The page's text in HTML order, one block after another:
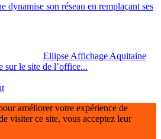
dynamise son réseau en remplaçant ses
Ellipse Affichage Aquitaine
sur le site de l’office...
améliorer votre expérience de
visiter ce site, vous acceptez leur